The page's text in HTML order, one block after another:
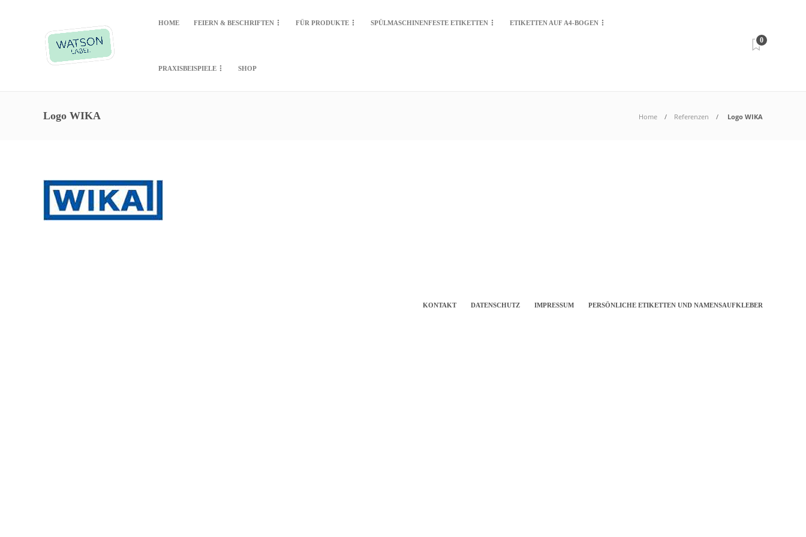
HOME FEIERN & BESCHRIFTEN FÜR PRODUKTE SPÜLMASCHINENFESTE ETIKETTEN ETIKETTEN AUF A4-BOGEN
PRAXISBEISPIELE SHOP
0
Logo WIKA Home Referenzen Logo WIKA
KONTAKT DATENSCHUTZ IMPRESSUM PERSÖNLICHE ETIKETTEN UND NAMENSAUFKLEBER